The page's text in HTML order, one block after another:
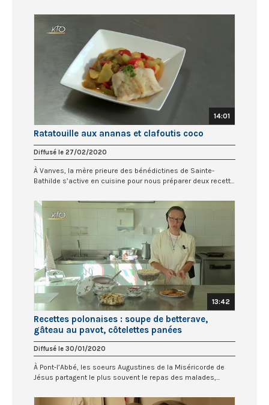
14:01
Ratatouille aux ananas et clafoutis coco
Diffusé le 27/02/2020
À Vanves, la mère prieure des bénédictines de Sainte-
Bathilde s’active en cuisine pour nous préparer deux recett...
13:42
Recettes polonaises : soupe de betterave,
gâteau au pavot, côtelettes panées
Diffusé le 30/01/2020
À Pont-l’Abbé, les soeurs Augustines de la Miséricorde de
Jésus partagent le plus souvent le repas des malades,...